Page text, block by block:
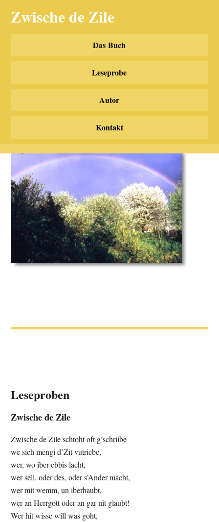
Zwische de Zile
Das Buch
Leseprobe
Autor
Kontakt
Zwische de Zile – un sunscht
no neime,
findsch ganz gschwind was
d’Litt so meine.
Leseproben
Zwische de Zile
Zwische de Zile schtoht oft g’schriibe
we sich mengi d’Zit vutriebe,
wer, wo iber ebbis lacht,
wer sell, oder des, oder s’Ander macht,
wer mit wemm, un iberhaubt,
wer an Herrgott oder an gar nit glaubt!
Wer hit wisse will was goht,